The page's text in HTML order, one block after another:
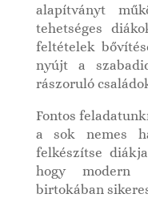
alapítványt
tehetséges
feltételek
nyújt a
rászoruló
Fontos
a sok nemes
felkészítse
hogy modern
birtokában